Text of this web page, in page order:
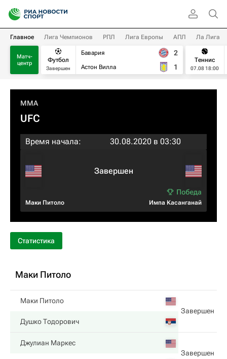
Главное Лига Чемпионов РПЛ Лига Европы АПЛ Ла Лига
Матч-
центр
Футбол
Завершен
Бавария
Астон Вилла
2
1
Теннис
07.08 18:00
MMA
UFC
Время начала: 30.08.2020 в 03:30
Маки Питоло
Завершен
Импа Касанганай
Статистика
Маки Питоло
Маки Питоло
Завершен
Душко Тодорович
Джулиан Маркес
Завершен